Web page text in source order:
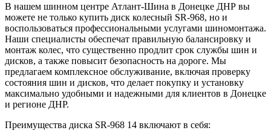
В нашем шинном центре Атлант-Шина в Донецке ДНР вы
можете не только купить диск колесный SR-968, но и
воспользоваться профессиональными услугами шиномонтажа.
Наши специалисты обеспечат правильную балансировку и
монтаж колес, что существенно продлит срок службы шин и
дисков, а также повысит безопасность на дороге. Мы
предлагаем комплексное обслуживание, включая проверку
состояния шин и дисков, что делает покупку и установку
максимально удобными и надежными для клиентов в Донецке
и регионе ДНР.
Преимущества диска SR-968 14 включают в себя: